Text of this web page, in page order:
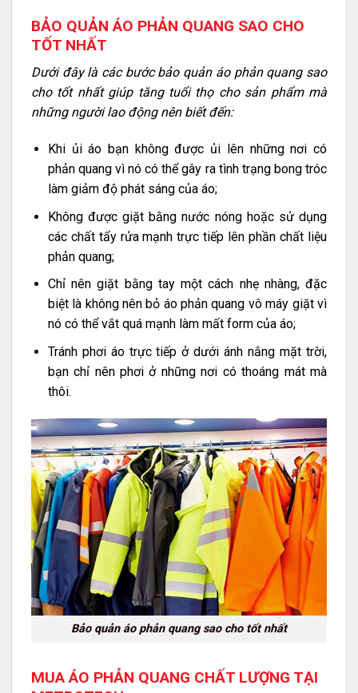
BẢO QUẢN ÁO PHẢN QUANG SAO CHO
TỐT NHẤT
Dưới đây là các bước bảo quản áo phản quang sao
cho tốt nhất giúp tăng tuổi thọ cho sản phẩm mà
những người lao động nên biết đến:
Khi ủi áo bạn không được ủi lên những nơi có
phản quang vì nó có thể gây ra tình trạng bong tróc
làm giảm độ phát sáng của áo;
Không được giặt bằng nước nóng hoặc sử dụng
các chất tẩy rửa mạnh trực tiếp lên phần chất liệu
phản quang;
Chỉ nên giặt bằng tay một cách nhẹ nhàng, đặc
biệt là không nên bỏ áo phản quang vô máy giặt vì
nó có thể vắt quá mạnh làm mất form của áo;
Tránh phơi áo trực tiếp ở dưới ánh nắng mặt trời,
bạn chỉ nên phơi ở những nơi có thoáng mát mà
thôi.
Bảo quản áo phản quang sao cho tốt nhất
MUA ÁO PHẢN QUANG CHẤT LƯỢNG TẠI